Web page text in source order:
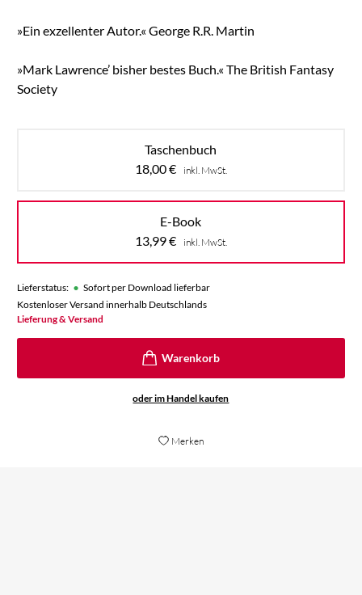
»Ein exzellenter Autor.« George R.R. Martin
»Mark Lawrence’ bisher bestes Buch.« The British Fantasy
Society
Taschenbuch
18,00€ inkl. MwSt.
E-Book
13,99€ inkl. MwSt.
Lieferstatus: • Sofort per Download lieferbar
Kostenloser Versand innerhalb Deutschlands
Lieferung & Versand
oder im Handel kaufen
Merken